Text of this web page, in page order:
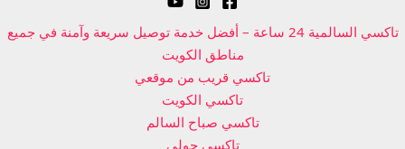
تاكسي السالمية 24 ساعة – أفضل خدمة توصيل سريعة وآمنة في جميع
مناطق الكويت
تاكسي قريب من موقعي
تاكسي الكويت
تاكسي صباح السالم
تاكسي حولي